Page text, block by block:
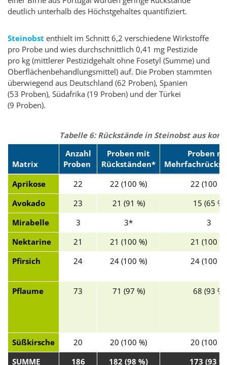
deutlich unterhalb des Höchstgehaltes quantifiziert.
Steinobst enthielt im Schnitt 6,2 verschiedene Wirkstoffe
pro Probe und wies durchschnittlich 0,41 mg Pestizide
pro kg (mittlerer Pestizidgehalt ohne Fosetyl (Summe) und
Oberflächenbehandlungsmittel) auf. Die Proben stammten
überwiegend aus Deutschland (62 Proben), Spanien
(53 Proben), Südafrika (19 Proben) und der Türkei
(9 Proben).
Tabelle 6: Rückstände in Steinobst aus
Matrix
Anzahl
Proben
Proben mit
Rückständen*
Proben
Aprikose
22 22 (100 %)
22 (100 %)
Avokado
23 21 (91 %)
15 (65 %)
Mirabelle
3 3*
3
Nektarine
21 21 (100 %)
21 (100 %)
Pfirsich
24 24 (100 %) 24 (100 %)
Pflaume 73 71 (97 %) 68 (93 %)
Süßkirsche 20 20 (100 %)
20 (100 %)
SUMME
186 182 (98 %) 173 (93